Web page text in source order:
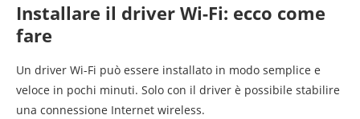
Installare il driver Wi-Fi: ecco come
fare
Un driver Wi-Fi può essere installato in modo semplice e
veloce in pochi minuti. Solo con il driver è possibile stabilire
una connessione Internet wireless.